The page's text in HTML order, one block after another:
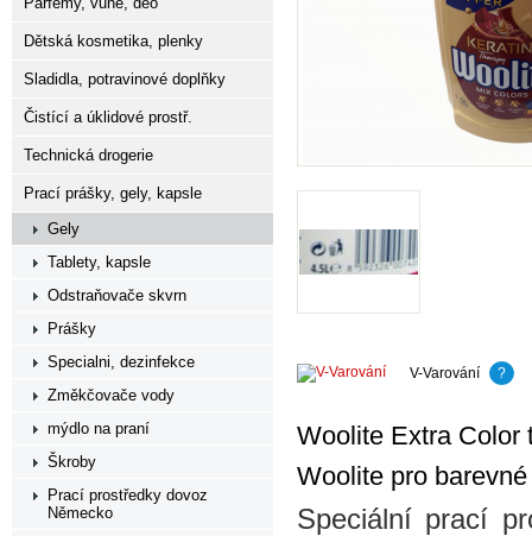
V-Varování ?
Woolite Extra
Woolite pro
Speciální prací
Dětská kosmetika, plenky
Sladidla, potravinové doplňky
Čistící a úklidové prostř.
Technická drogerie
Prací prášky, gely, kapsle
Gely
Tablety, kapsle
Odstraňovače skvrn
Prášky
Specialni, dezinfekce
Změkčovače vody
mýdlo na praní
Škroby
Prací prostředky dovoz
Německo